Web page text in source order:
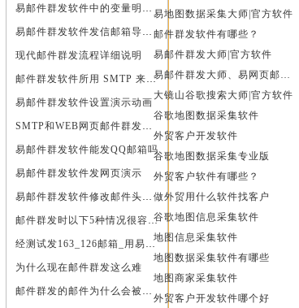
易邮件群发软件中的变量明及使用注意事项
易邮件群发软件发信邮箱导入格式编写演示
现代邮件群发流程详细说明
邮件群发软件所用 SMTP 来源说明
易邮件群发软件设置演示动画
SMTP和WEB网页邮件群发软件的区别
易邮件群发软件能发QQ邮箱吗
易邮件群发软件发网页演示
易邮件群发软件修改邮件头邮件人和时间演示
邮件群发时以下5种情况很容易进垃圾箱或被拒收
经测试发163_126邮箱_用易邮件群发软件不一定需要中继
为什么现在邮件群发这么难
邮件群发的邮件为什么会被退回
易地图数据采集大师|官方软件
邮件群发软件有哪些？
易邮件群发大师|官方软件
易邮件群发大师、易网页邮件发信大师和大镜山协议邮件群发大师区别
大镜山谷歌搜索大师|官方软件
谷歌地图数据采集软件
外贸客户开发软件
谷歌地图数据采集专业版
外贸客户软件有哪些？
做外贸用什么软件找客户
谷歌地图信息采集软件
地图信息采集软件
地图数据采集软件有哪些
地图商家采集软件
外贸客户开发软件哪个好